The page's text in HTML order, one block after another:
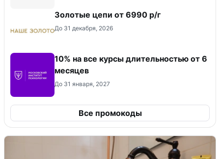
Золотые цепи от 6990 р/г
До 31 декабря, 2026
10% на все курсы длительностью от 6
месяцев
До 31 января, 2027
Все промокоды